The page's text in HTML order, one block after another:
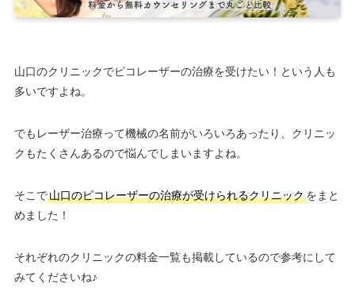
山口のクリニックでピコレーザーの治療を受けたい！という人も
多いですよね。
でもレーザー治療って機械の名前がいろいろあったり、クリニッ
クもたくさんあるので悩んでしまいますよね。
そこで山口のピコレーザーの治療が受けられるクリニックをまと
めました！
それぞれのクリニックの料金一覧も掲載しているので参考にして
みてくださいね♪